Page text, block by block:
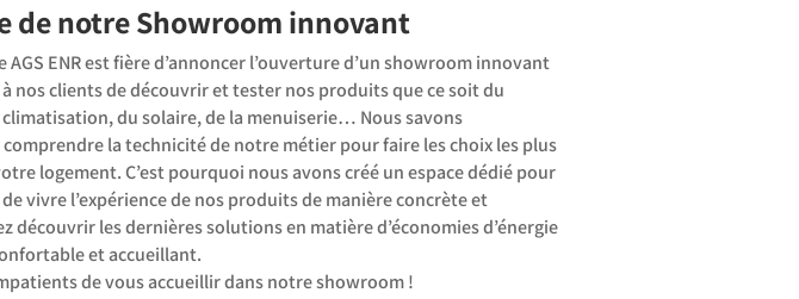
de notre Showroom innovant
ENR est fière d’annoncer l’ouverture d’un showroom innovant
nos clients de découvrir et tester nos produits que ce soit du
climatisation, du solaire, de la menuiserie… Nous savons
comprendre la technicité de notre métier pour faire les choix les plus
logement. C’est pourquoi nous avons créé un espace dédié pour
vivre l’expérience de nos produits de manière concrète et
découvrir les dernières solutions en matière d’économies d’énergie
et accueillant.
de vous accueillir dans notre showroom !